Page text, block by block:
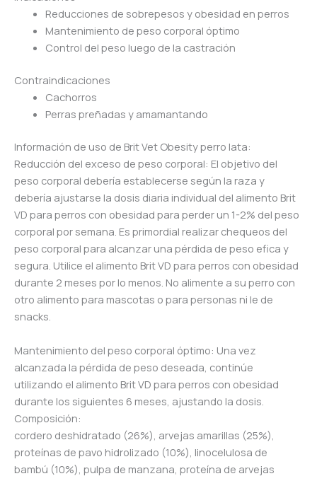
Reducciones de sobrepesos y obesidad en perros
Mantenimiento de peso corporal óptimo
Control del peso luego de la castración
Contraindicaciones
Cachorros
Perras preñadas y amamantando
Información de uso de Brit Vet Obesity perro lata:
Reducción del exceso de peso corporal: El objetivo del
peso corporal debería establecerse según la raza y
debería ajustarse la dosis diaria individual del alimento Brit
VD para perros con obesidad para perder un 1-2% del peso
corporal por semana. Es primordial realizar chequeos del
peso corporal para alcanzar una pérdida de peso efica y
segura. Utilice el alimento Brit VD para perros con obesidad
durante 2 meses por lo menos. No alimente a su perro con
otro alimento para mascotas o para personas ni le de
snacks.
Mantenimiento del peso corporal óptimo: Una vez
alcanzada la pérdida de peso deseada, continúe
utilizando el alimento Brit VD para perros con obesidad
durante los siguientes 6 meses, ajustando la dosis.
Composición:
cordero deshidratado (26%), arvejas amarillas (25%),
proteínas de pavo hidrolizado (10%), linocelulosa de
bambú (10%), pulpa de manzana, proteína de arvejas